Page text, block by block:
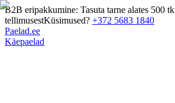
B2B eripakkumine: Tasuta tarne alates 500 tk
tellimusestKüsimused? +372 5683 1840
Paelad.ee
Käepaelad